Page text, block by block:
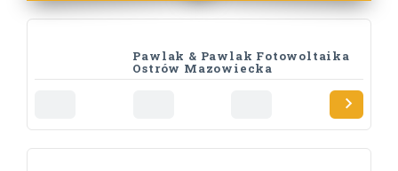
Pawlak & Pawlak Fotowoltaika
Ostrów Mazowiecka